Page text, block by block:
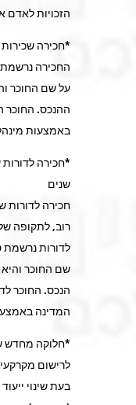
הזכויות לאדם
*חכירה שכירות
החכירה נרשמת
על שם החוכר
ההנכס. החוכר
באמצעות
שנים
חכירה לדורות
לדורות נרשמת
שם החוכר
הנכס. החוכר
המדינה
*חלוקה מחדש
לרישום
בעת שינוי